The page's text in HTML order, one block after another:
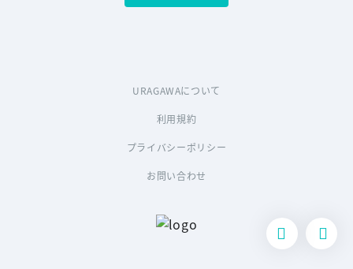
URAGAWAについて
利用規約
プライバシーポリシー
お問い合わせ